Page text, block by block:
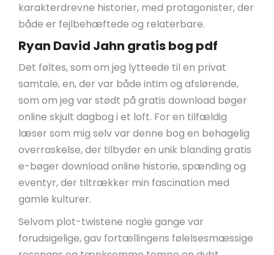
karakterdrevne historier, med protagonister, der
både er fejlbehæftede og relaterbare.
Ryan David Jahn gratis bog pdf
Det føltes, som om jeg lytteede til en privat
samtale, en, der var både intim og afslørende,
som om jeg var stødt på gratis download bøger
online skjult dagbog i et loft. For en tilfældig
læser som mig selv var denne bog en behagelig
overraskelse, der tilbyder en unik blanding gratis
e-bøger download online historie, spænding og
eventyr, der tiltrækker min fascination med
gamle kulturer.
Selvom plot-twistene nogle gange var
forudsigelige, gav fortællingens følelsesmæssige